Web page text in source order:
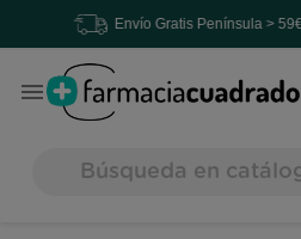
Envío Gratis Península > 59€ |
